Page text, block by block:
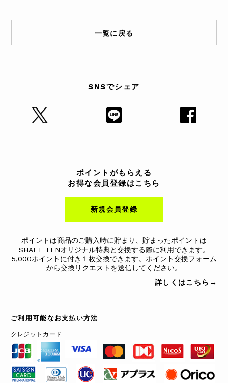
一覧に戻る
SNSでシェア
ポイントがもらえる
お得な会員登録はこちら
新規会員登録
ポイントは商品のご購入時に貯まり、貯まったポイントは
SHAFT TENオリジナル特典と交換する際に利用できます。
5,000ポイントに付き１枚交換できます。ポイント交換フォーム
から交換リクエストを送信してください。
詳しくはこちら→
ご利用可能なお支払い方法
クレジットカード